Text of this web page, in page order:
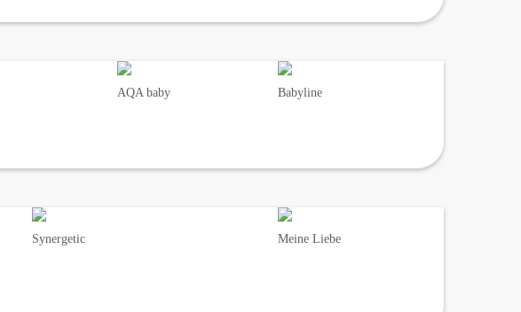
AQA baby Babyline
Synergetic Meine Liebe